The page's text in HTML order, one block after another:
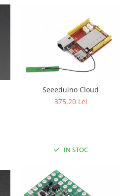
Seeeduino Cloud
375,20 Lei
IN STOC